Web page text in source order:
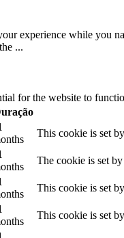
experience while you
...
for the website to
This cookie is set
The cookie is set
This cookie is set
This cookie is set